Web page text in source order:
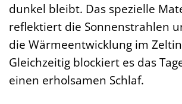
dunkel bleibt. Das spezielle
reflektiert die Sonnenstrahlen
die Wärmeentwicklung im
Gleichzeitig blockiert es das
einen erholsamen Schlaf.